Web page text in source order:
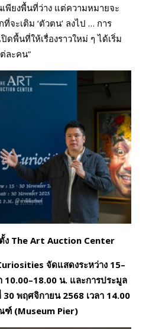
เพียงพื้นที่ว่าง แต่ความหมายจะ
จะเติม ‘ตัวตน’ ลงไป … การ
ดพื้นที่ให้เรื่องราวใหม่ ๆ ได้เริ่ม
ละคน”
ง The Art Auction Center
จัดแสดงระหว่าง 15–
10.00–18.00 น. และการประมูล
พฤศจิกายน 2568 เวลา 14.00
(Museum Pier)